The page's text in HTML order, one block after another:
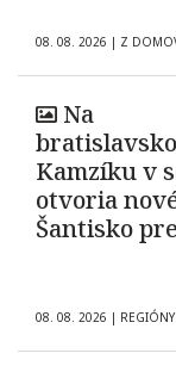
08. 08. 2026 | Z
Na
Kamzíku v
otvoria
Šantisko
08. 08. 2026 | REGIÓNY